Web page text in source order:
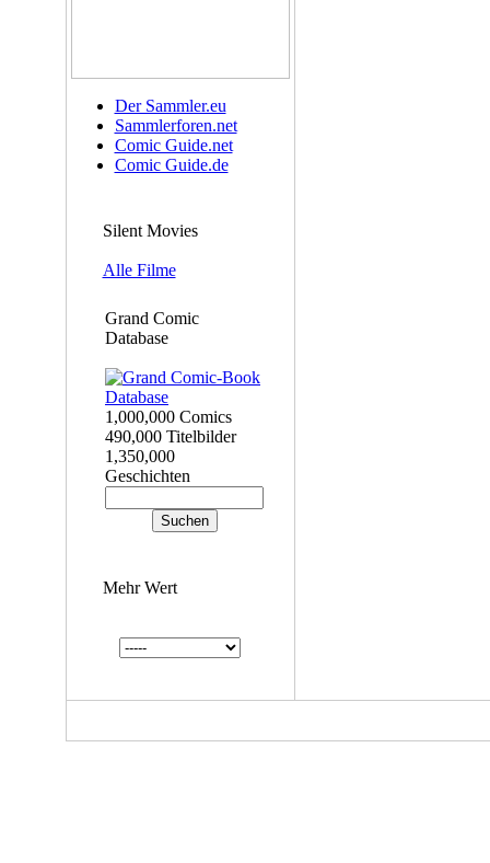
Der Sammler.eu
Sammlerforen.net
Comic Guide.net
Comic Guide.de
Silent Movies
Alle Filme
Grand Comic
Database
1,000,000 Comics
490,000 Titelbilder
1,350,000
Geschichten
Mehr Wert